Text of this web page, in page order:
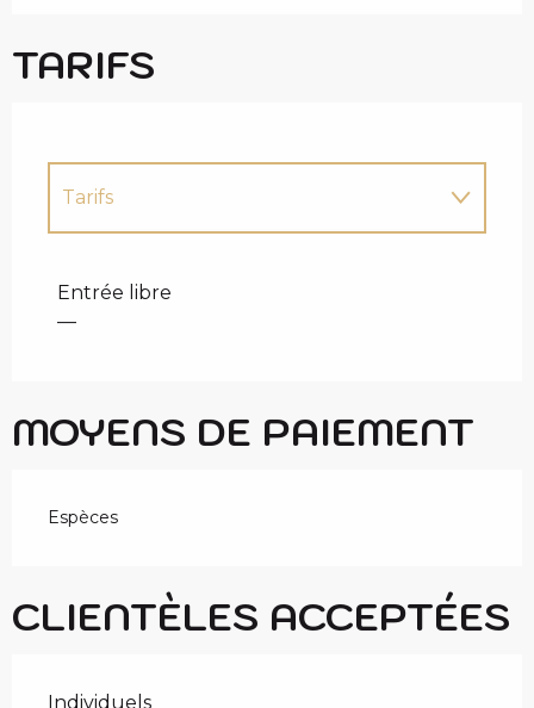
TARIFS
Tarifs
Entrée libre
—
MOYENS DE PAIEMENT
Espèces
CLIENTÈLES ACCEPTÉES
Individuels